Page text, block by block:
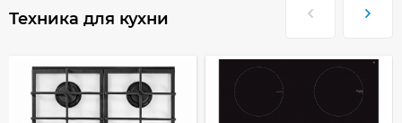
Техника для кухни